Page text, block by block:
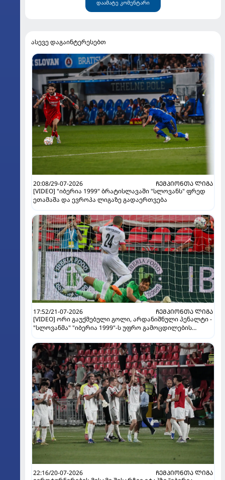
დაამატე კომენტარი
ასევე დაგაინტერესებთ
20:08/29-07-2026
ᲩᲔᲛᲞᲘᲝᲜᲗᲐ ᲚᲘᲒᲐ
[VIDEO] "იბერია 1999" ბრატისლავაში "სლოვანს" ფრედ
ეთამაშა და ევროპა ლიგაზე გადაერთვება
17:52/21-07-2026
ᲩᲔᲛᲞᲘᲝᲜᲗᲐ ᲚᲘᲒᲐ
[VIDEO] ორი გაუქმებული გოლი, არდანიშნული პენალტი -
"სლოვანმა" "იბერია 1999"-ს უფრო გამოცდილების
22:16/20-07-2026
ᲩᲔᲛᲞᲘᲝᲜᲗᲐ ᲚᲘᲒᲐ